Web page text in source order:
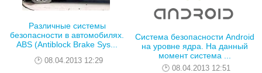
Различные системы
безопасности в автомобилях.
ABS (Antiblock Brake Sys...
08.04.2013 12:29
Система безопасности Android
на уровне ядра. На данный
момент система ...
08.04.2013 12:51